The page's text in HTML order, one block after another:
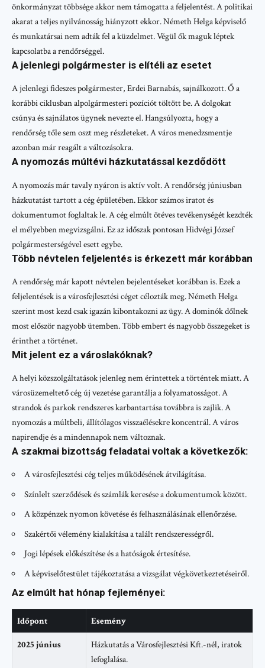
önkormányzat többsége akkor nem támogatta a feljelentést. A politikai
akarat a teljes nyilvánosság hiányzott ekkor. Németh Helga képviselő
és munkatársai nem adták fel a küzdelmet. Végül ők maguk léptek
kapcsolatba a rendőrséggel.
A jelenlegi polgármester is elítéli az esetet
A jelenlegi fideszes polgármester, Erdei Barnabás, sajnálkozott. Ő a
korábbi ciklusban alpolgármesteri pozíciót töltött be. A dolgokat
csúnya és sajnálatos ügynek nevezte el. Hangsúlyozta, hogy a
rendőrség tőle sem oszt meg részleteket. A város menedzsmentje
azonban már reagált a változásokra.
A nyomozás múltévi házkutatással kezdődött
A nyomozás már tavaly nyáron is aktív volt. A rendőrség júniusban
házkutatást tartott a cég épületében. Ekkor számos iratot és
dokumentumot foglaltak le. A cég elmúlt ötéves tevékenységét kezdték
el mélyebben megvizsgálni. Ez az időszak pontosan Hidvégi József
polgármesterségével esett egybe.
Több névtelen feljelentés is érkezett már korábban
A rendőrség már kapott névtelen bejelentéseket korábban is. Ezek a
feljelentések is a városfejlesztési céget célozták meg. Németh Helga
szerint most kezd csak igazán kibontakozni az ügy. A dominók dőlnek
most először nagyobb ütemben. Több embert és nagyobb összegeket is
érinthet a történet.
Mit jelent ez a városlakóknak?
A helyi közszolgáltatások jelenleg nem érintettek a történtek miatt. A
városüzemeltető cég új vezetése garantálja a folyamatosságot. A
strandok és parkok rendszeres karbantartása továbbra is zajlik. A
nyomozás a múltbeli, állítólagos visszaélésekre koncentrál. A város
napirendje és a mindennapok nem változnak.
A szakmai bizottság feladatai voltak a következők:
A városfejlesztési cég teljes működésének átvilágítása.
Színlelt szerződések és számlák keresése a dokumentumok között.
A közpénzek nyomon követése és felhasználásának ellenőrzése.
Szakértői vélemény kialakítása a talált rendszerességről.
Jogi lépések előkészítése és a hatóságok értesítése.
A képviselőtestület tájékoztatása a vizsgálat végkövetkeztetéseiről.
Az elmúlt hat hónap fejleményei:
Időpont Esemény
2025 június
Házkutatás a Városfejlesztési Kft.-nél, iratok
lefoglalása.